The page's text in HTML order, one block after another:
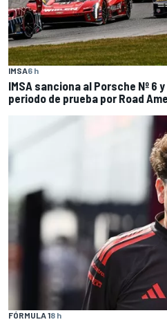
IMSA6 h
IMSA sanciona al Porsche Nº 6
periodo de prueba por Road
FÓRMULA 18 h